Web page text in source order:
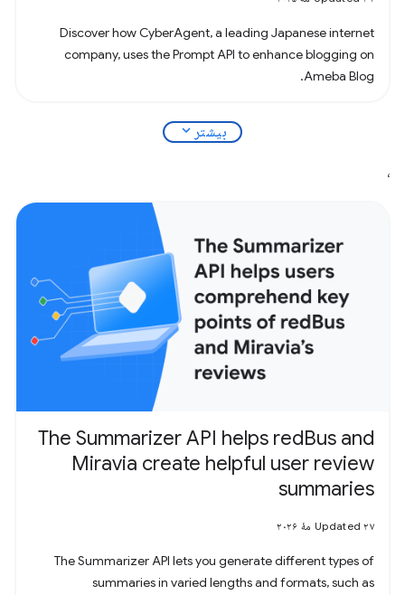
Discover how CyberAgent, a leading Japanese internet
company, uses the Prompt API to enhance blogging on
Ameba Blog.
بیشتر expand_more
،
The Summarizer API helps redBus and
Miravia create helpful user review
summaries
Updated ۲۷ مهٔ ۲۰۲۶
The Summarizer API lets you generate different types of
summaries in varied lengths and formats, such as